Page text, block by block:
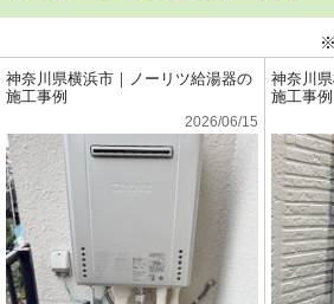
神奈川県横浜市｜ノーリツ給湯器の
施工事例
2026/06/15
神奈川
施工事例